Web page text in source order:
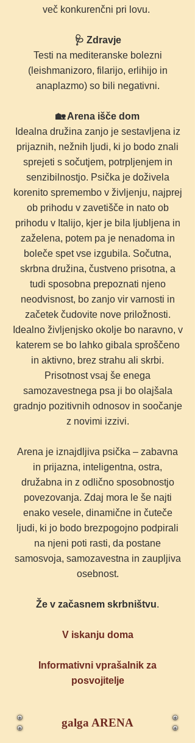
več konkurenčni pri lovu.
🩺 Zdravje
Testi na mediteranske bolezni
(leishmanizoro, filarijo, erlihijo in
anaplazmo) so bili negativni.
🏡 Arena išče dom
Idealna družina zanjo je sestavljena iz
prijaznih, nežnih ljudi, ki jo bodo znali
sprejeti s sočutjem, potrpljenjem in
senzibilnostjo. Psička je doživela
korenito spremembo v življenju, najprej
ob prihodu v zavetišče in nato ob
prihodu v Italijo, kjer je bila ljubljena in
zaželena, potem pa je nenadoma in
boleče spet vse izgubila. Sočutna,
skrbna družina, čustveno prisotna, a
tudi sposobna prepoznati njeno
neodvisnost, bo zanjo vir varnosti in
začetek čudovite nove priložnosti.
Idealno življenjsko okolje bo naravno, v
katerem se bo lahko gibala sproščeno
in aktivno, brez strahu ali skrbi.
Prisotnost vsaj še enega
samozavestnega psa ji bo olajšala
gradnjo pozitivnih odnosov in soočanje
z novimi izzivi.
Arena je iznajdljiva psička – zabavna
in prijazna, inteligentna, ostra,
družabna in z odlično sposobnostjo
povezovanja. Zdaj mora le še najti
enako vesele, dinamične in čuteče
ljudi, ki jo bodo brezpogojno podpirali
na njeni poti rasti, da postane
samosvoja, samozavestna in zaupljiva
osebnost.
Že v začasnem skrbništvu.
V iskanju doma
Informativni vprašalnik za
posvojitelje
galga ARENA